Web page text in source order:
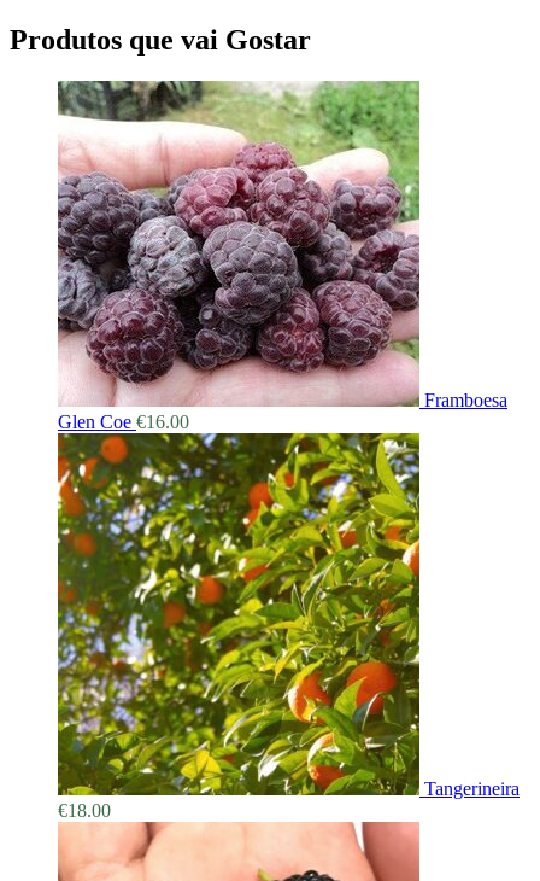
Produtos que vai Gostar
Framboesa
Glen Coe €16.00
Tangerineira
€18.00